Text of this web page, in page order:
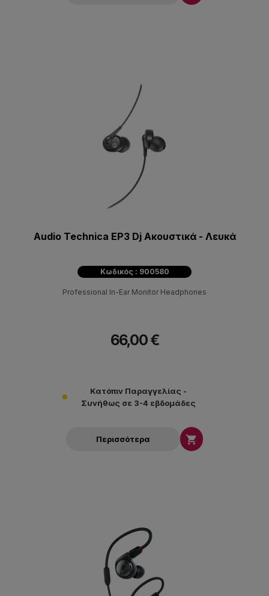
Audio Technica EP3 Dj Ακουστικά - Λευκά
Κωδικός : 900580
Professional In-Ear Monitor Headphones
66,00 €
Κατόπιν Παραγγελίας -
Συνήθως σε 3-4 εβδομάδες
Περισσότερα 